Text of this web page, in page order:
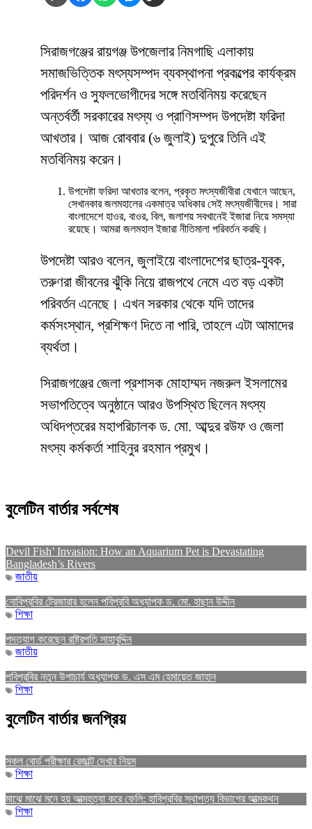
সিরাজগঞ্জের রায়গঞ্জ উপজেলার নিমগাছি এলাকায়
সমাজভিত্তিক মৎস্যসম্পদ ব্যবস্থাপনা প্রকল্পের কার্যক্রম
পরিদর্শন ও সুফলভোগীদের সঙ্গে মতবিনিময় করেছেন
অন্তর্বর্তী সরকারের মৎস্য ও প্রাণিসম্পদ উপদেষ্টা ফরিদা
আখতার। আজ রোববার (৬ জুলাই) দুপুরে তিনি এই
মতবিনিময় করেন।
উপদেষ্টা ফরিদা আখতার বলেন, প্রকৃত মৎস্যজীবীরা যেখানে আছেন,
সেখানকার জলমহালের একমাত্র অধিকার সেই মৎস্যজীবীদের। সারা
বাংলাদেশে হাওর, বাওর, বিল, জলাশয় সবখানেই ইজারা নিয়ে সমস্যা
রয়েছে। আমরা জলমহাল ইজারা নীতিমালা পরিবর্তন করছি।
উপদেষ্টা আরও বলেন, জুলাইয়ে বাংলাদেশের ছাত্র-যুবক,
তরুণরা জীবনের ঝুঁকি নিয়ে রাজপথে নেমে এত বড় একটা
পরিবর্তন এনেছে। এখন সরকার থেকে যদি তাদের
কর্মসংস্থান, প্রশিক্ষণ দিতে না পারি, তাহলে এটা আমাদের
ব্যর্থতা।
সিরাজগঞ্জের জেলা প্রশাসক মোহাম্মদ নজরুল ইসলামের
সভাপতিত্বে অনুষ্ঠানে আরও উপস্থিত ছিলেন মৎস্য
অধিদপ্তরের মহাপরিচালক ড. মো. আব্দুর রউফ ও জেলা
মৎস্য কর্মকর্তা শাহিনুর রহমান প্রমুখ।
বুলেটিন বার্তার সর্বশেষ
Devil Fish’ Invasion: How an Aquarium Pet is Devastating
Bangladesh’s Rivers
জাতীয়
নোবিপ্রবির ট্রেজারার হলেন পবিপ্রবি অধ্যাপক ড. মো. হাছান উদ্দীন
শিক্ষা
পদত্যাগ করেছেন রাষ্ট্রপতি সাহাবুদ্দিন
জাতীয়
পবিপ্রবির নতুন উপাচার্য অধ্যাপক ড. এস এম হেমায়েত জাহান
শিক্ষা
বুলেটিন বার্তার জনপ্রিয়
সকল বোর্ড পরীক্ষার রেজাল্ট দেখার নিয়ম
শিক্ষা
মাঝে মাঝে মনে হয় আত্মহত্যা করে ফেলি: হাবিপ্রবির স্থাপত্য বিভাগের আত্মকথন
শিক্ষা